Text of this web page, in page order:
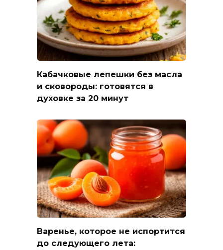
Кабачковые лепешки без масла
и сковороды: готовятся в
духовке за 20 минут
Варенье, которое не испортится
до следующего лета: